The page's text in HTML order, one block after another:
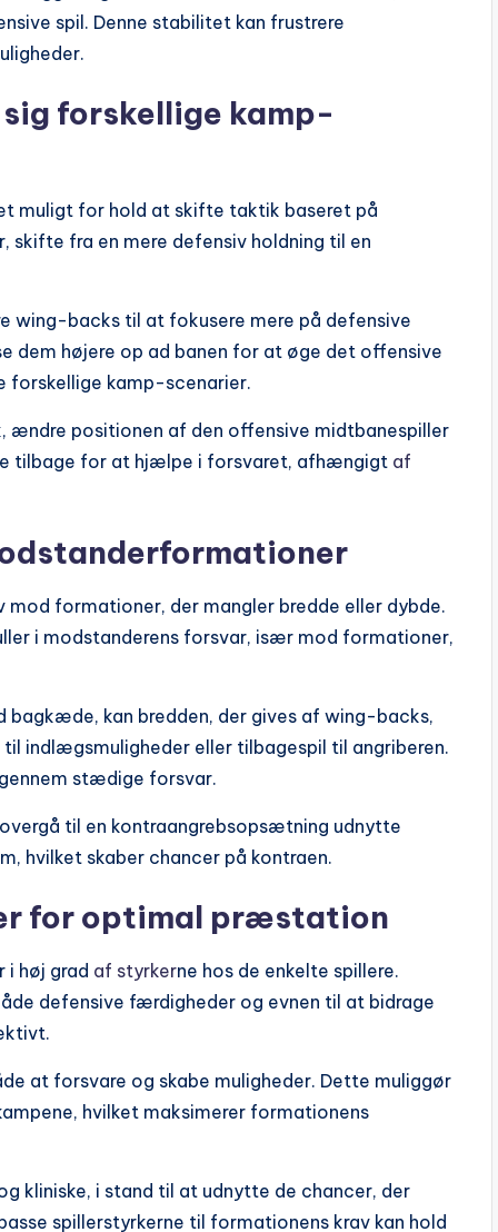
spil. Denne stabilitet kan frustrere
forskellige kamp-
muligt for hold at skifte taktik baseret på
fra en mere defensiv holdning til en
wing-backs til at fokusere mere på defensive
dem højere op ad banen for at øge det offensive
forskellige kamp-scenarier.
ændre positionen af den offensive midtbanespiller
tilbage for at hjælpe i forsvaret, afhængigt af
formationer, der mangler bredde eller dybde.
i modstanderens forsvar, især mod formationer,
bagkæde, kan bredden, der gives af wing-backs,
indlægsmuligheder eller tilbagespil til angriberen.
stædige forsvar.
til en kontraangrebsopsætning udnytte
hvilket skaber chancer på kontraen.
for optimal præstation
høj grad af styrkerne hos de enkelte spillere.
defensive færdigheder og evnen til at bidrage
at forsvare og skabe muligheder. Dette muliggør
hvilket maksimerer formationens
kliniske, i stand til at udnytte de chancer, der
spillerstyrkerne til formationens krav kan hold